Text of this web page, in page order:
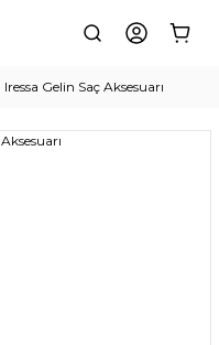
Iressa Gelin Saç Aksesuarı